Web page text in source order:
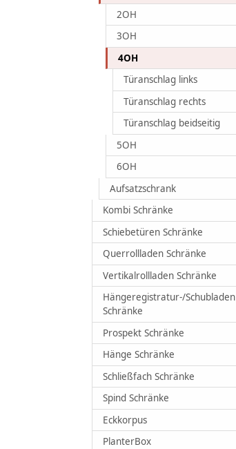
2OH
3OH
4OH
Türanschlag links
Türanschlag rechts
Türanschlag beidseitig
5OH
6OH
Aufsatzschrank
Kombi Schränke
Schiebetüren Schränke
Querrollladen Schränke
Vertikalrollladen Schränke
Hängeregistratur-/Schubladen
Schränke
Prospekt Schränke
Hänge Schränke
Schließfach Schränke
Spind Schränke
Eckkorpus
PlanterBox